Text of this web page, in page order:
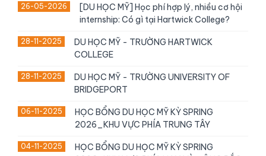
26-05-2026
[DU HỌC MỸ] Học phí hợp lý, nhiều cơ hội
internship: Có gì tại Hartwick College?
28-11-2025
DU HỌC MỸ - TRƯỜNG HARTWICK
COLLEGE
28-11-2025
DU HỌC MỸ - TRƯỜNG UNIVERSITY OF
BRIDGEPORT
06-11-2025
HỌC BỔNG DU HỌC MỸ KỲ SPRING
2026_KHU VỰC PHÍA TRUNG TÂY
04-11-2025
HỌC BỔNG DU HỌC MỸ KỲ SPRING